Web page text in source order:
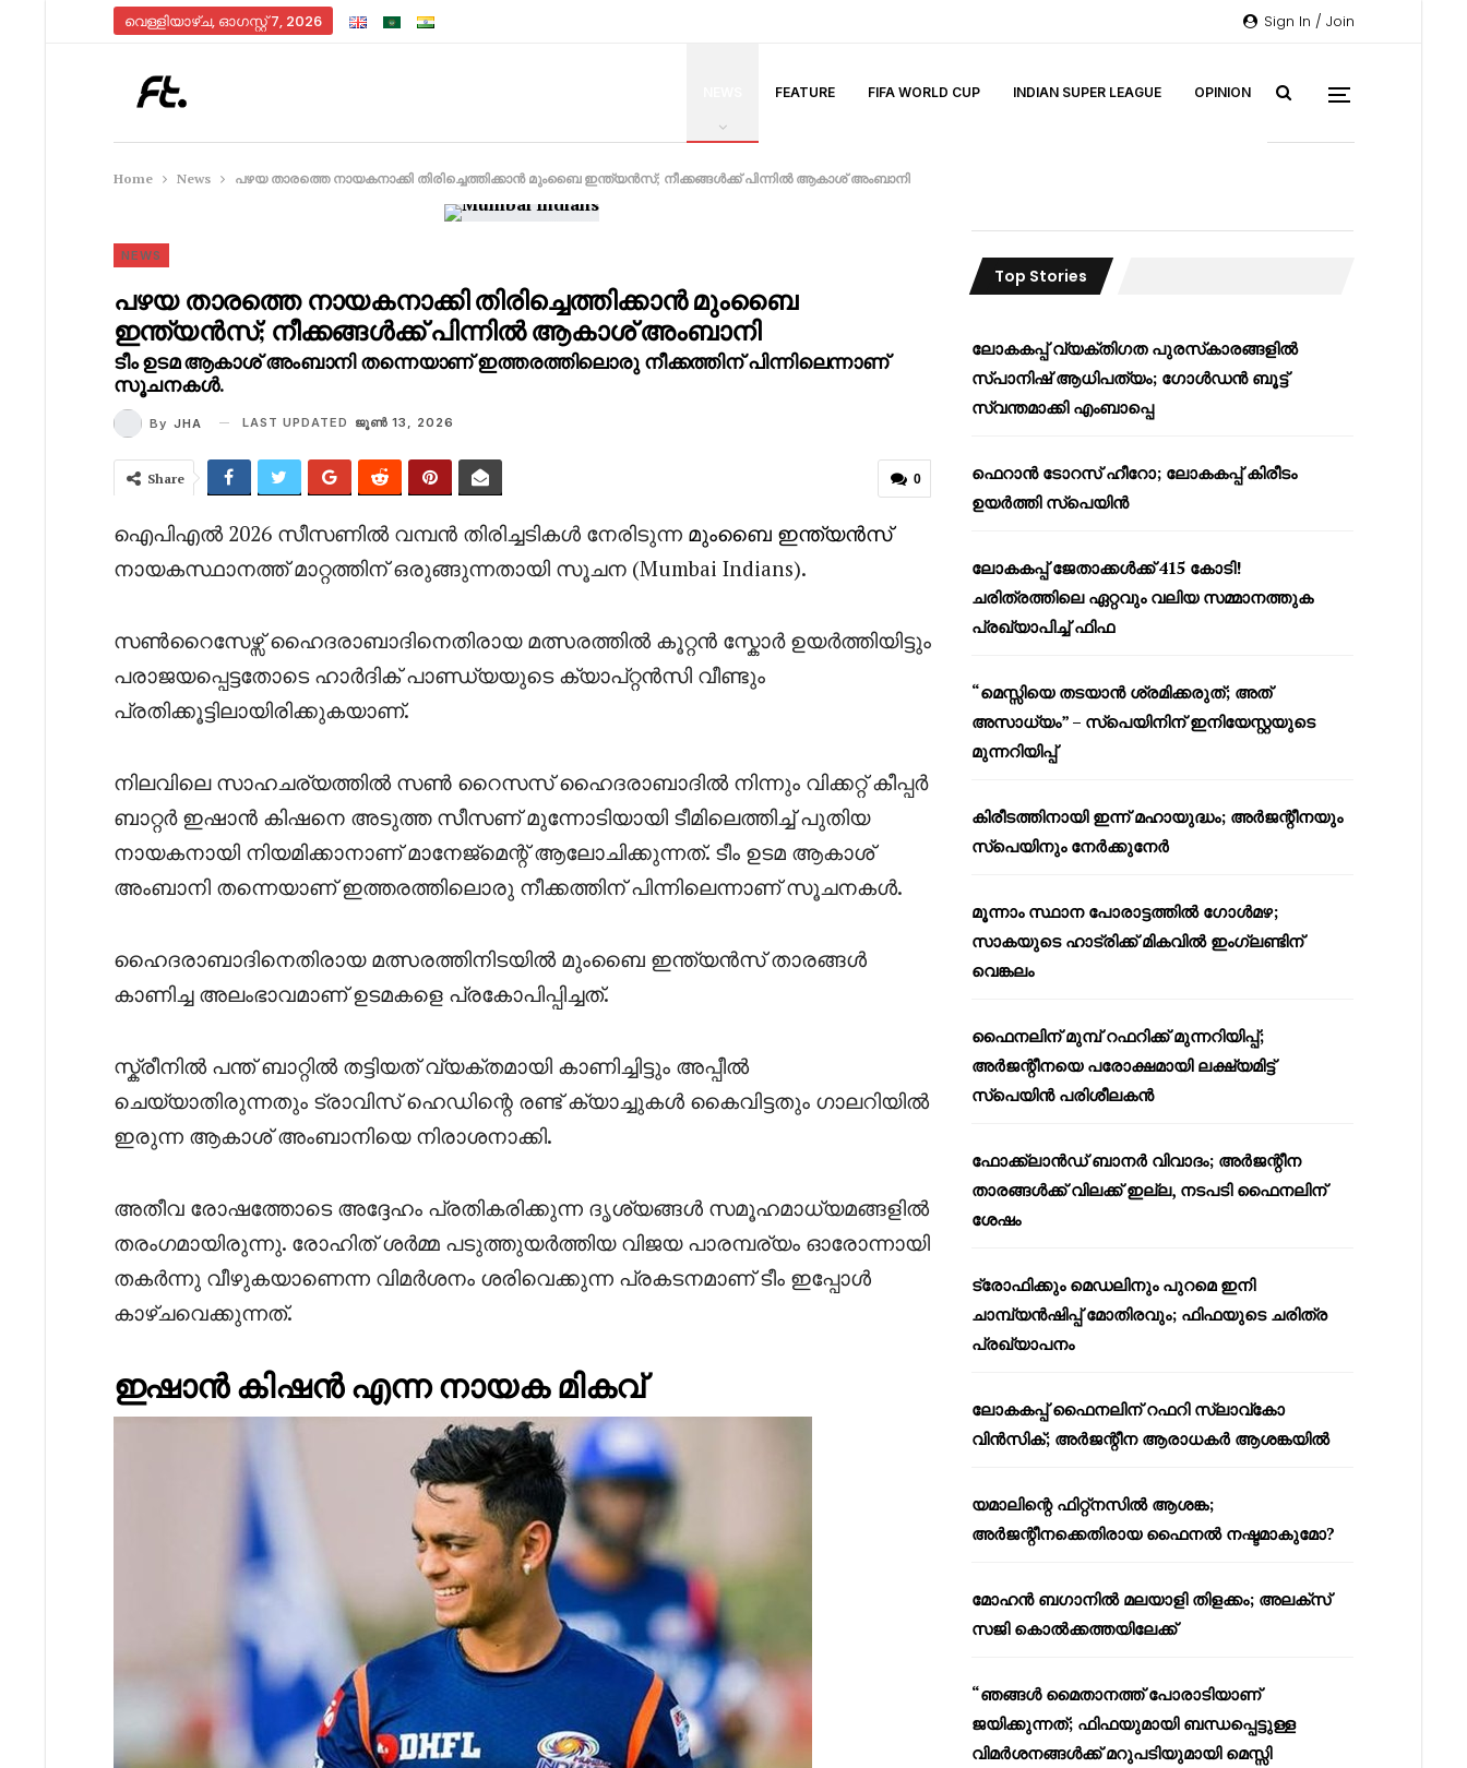
Sign In / Join
വെള്ളിയാഴ്‌ച, ഓഗസ്റ്റ്‌ 7, 2026
FEATURE FIFA WORLD CUP INDIAN SUPER LEAGUE OPINION
Home News പഴയ താരത്തെ നായകനാക്കി തിരിച്ചെത്തിക്കാൻ മുംബൈ ഇന്ത്യൻസ്; നീക്കങ്ങൾക്ക്‌ പിന്നിൽ ആകാശ് അംബാനി
NEWS
പഴയ താരത്തെ നായകനാക്കി തിരിച്ചെത്തിക്കാൻ മുംബൈ
ഇന്ത്യൻസ്; നീക്കങ്ങൾക്ക്‌ പിന്നിൽ ആകാശ് അംബാനി
ടീം ഉടമ ആകാശ് അംബാനി തന്നെയാണ് ഇത്തരത്തിലൊരു നീക്കത്തിന് പിന്നിലെന്നാണ്
സൂചനകൾ.
By JHA LAST UPDATED ജൂണ്‍ 13, 2026
0
Share
ഐപിഎൽ 2026 സീസണിൽ വമ്പൻ തിരിച്ചടികൾ നേരിടുന്ന മുംബൈ ഇന്ത്യൻസ്
നായകസ്ഥാനത്ത് മാറ്റത്തിന് ഒരുങ്ങുന്നതായി സൂചന (Mumbai Indians).
സൺറൈസേഴ്സ് ഹൈദരാബാദിനെതിരായ മത്സരത്തിൽ കൂറ്റൻ സ്കോർ ഉയർത്തിയിട്ടും
പരാജയപ്പെട്ടതോടെ ഹാർദിക് പാണ്ഡ്യയുടെ ക്യാപ്റ്റൻസി വീണ്ടും
പ്രതിക്കൂട്ടിലായിരിക്കുകയാണ്.
നിലവിലെ സാഹചര്യത്തിൽ സൺ റൈസസ് ഹൈദരാബാദിൽ നിന്നും വിക്കറ്റ് കീപ്പർ
ബാറ്റർ ഇഷാൻ കിഷനെ അടുത്ത സീസണ് മുന്നോടിയായി ടീമിലെത്തിച്ച് പുതിയ
നായകനായി നിയമിക്കാനാണ് മാനേജ്‌മെന്റ് ആലോചിക്കുന്നത്. ടീം ഉടമ ആകാശ്
അംബാനി തന്നെയാണ് ഇത്തരത്തിലൊരു നീക്കത്തിന് പിന്നിലെന്നാണ് സൂചനകൾ.
ഹൈദരാബാദിനെതിരായ മത്സരത്തിനിടയിൽ മുംബൈ ഇന്ത്യൻസ് താരങ്ങൾ
കാണിച്ച അലംഭാവമാണ് ഉടമകളെ പ്രകോപിപ്പിച്ചത്.
സ്ക്രീനിൽ പന്ത് ബാറ്റിൽ തട്ടിയത് വ്യക്തമായി കാണിച്ചിട്ടും അപ്പീൽ
ചെയ്യാതിരുന്നതും ട്രാവിസ് ഹെഡിന്റെ രണ്ട് ക്യാച്ചുകൾ കൈവിട്ടതും ഗാലറിയിൽ
ഇരുന്ന ആകാശ് അംബാനിയെ നിരാശനാക്കി.
അതീവ രോഷത്തോടെ അദ്ദേഹം പ്രതികരിക്കുന്ന ദൃശ്യങ്ങൾ സമൂഹമാധ്യമങ്ങളിൽ
തരംഗമായിരുന്നു. രോഹിത് ശർമ്മ പടുത്തുയർത്തിയ വിജയ പാരമ്പര്യം ഓരോന്നായി
തകർന്നു വീഴുകയാണെന്ന വിമർശനം ശരിവെക്കുന്ന പ്രകടനമാണ് ടീം ഇപ്പോൾ
കാഴ്ചവെക്കുന്നത്.
ഇഷാൻ കിഷൻ എന്ന നായക മികവ്
Top Stories
ലോകകപ്പ് വ്യക്തിഗത പുരസ്‌കാരങ്ങളിൽ
സ്പാനിഷ് ആധിപത്യം; ഗോൾഡൻ ബൂട്ട്
സ്വന്തമാക്കി എംബാപ്പെ
ഫെറാൻ ടോറസ് ഹീറോ; ലോകകപ്പ് കിരീടം
ഉയർത്തി സ്പെയിൻ
ലോകകപ്പ് ജേതാക്കൾക്ക് 415 കോടി!
ചരിത്രത്തിലെ ഏറ്റവും വലിയ സമ്മാനത്തുക
പ്രഖ്യാപിച്ച് ഫിഫ
“മെസ്സിയെ തടയാൻ ശ്രമിക്കരുത്; അത്
അസാധ്യം” – സ്പെയിനിന് ഇനിയേസ്റ്റയുടെ
മുന്നറിയിപ്പ്
കിരീടത്തിനായി ഇന്ന് മഹായുദ്ധം; അർജന്റീനയും
സ്പെയിനും നേർക്കുനേർ
മൂന്നാം സ്ഥാന പോരാട്ടത്തിൽ ഗോൾമഴ;
സാകയുടെ ഹാട്രിക്ക് മികവിൽ ഇംഗ്ലണ്ടിന്
വെങ്കലം
ഫൈനലിന് മുമ്പ് റഫറിക്ക് മുന്നറിയിപ്പ്;
അർജന്റീനയെ പരോക്ഷമായി ലക്ഷ്യമിട്ട്
സ്പെയിൻ പരിശീലകൻ
ഫോക്ക്‌ലാൻഡ് ബാനർ വിവാദം; അർജന്റീന
താരങ്ങൾക്ക് വിലക്ക് ഇല്ല, നടപടി ഫൈനലിന്
ശേഷം
ട്രോഫിക്കും മെഡലിനും പുറമെ ഇനി
ചാമ്പ്യൻഷിപ്പ് മോതിരവും; ഫിഫയുടെ ചരിത്ര
പ്രഖ്യാപനം
ലോകകപ്പ് ഫൈനലിന് റഫറി സ്ലാവ്‌കോ
വിൻസിക്; അർജന്റീന ആരാധകർ ആശങ്കയിൽ
യമാലിന്റെ ഫിറ്റ്നസിൽ ആശങ്ക;
അർജന്റീനക്കെതിരായ ഫൈനൽ നഷ്ടമാകുമോ?
മോഹൻ ബഗാനിൽ മലയാളി തിളക്കം; അലക്സ്
സജി കൊൽക്കത്തയിലേക്ക്
“ഞങ്ങൾ മൈതാനത്ത് പോരാടിയാണ്
ജയിക്കുന്നത്; ഫിഫയുമായി ബന്ധപ്പെട്ടുള്ള
വിമർശനങ്ങൾക്ക് മറുപടിയുമായി മെസ്സി